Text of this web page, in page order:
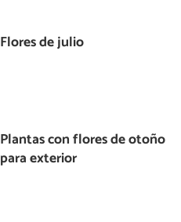
Flores de julio
Plantas con flores de otoño
para exterior